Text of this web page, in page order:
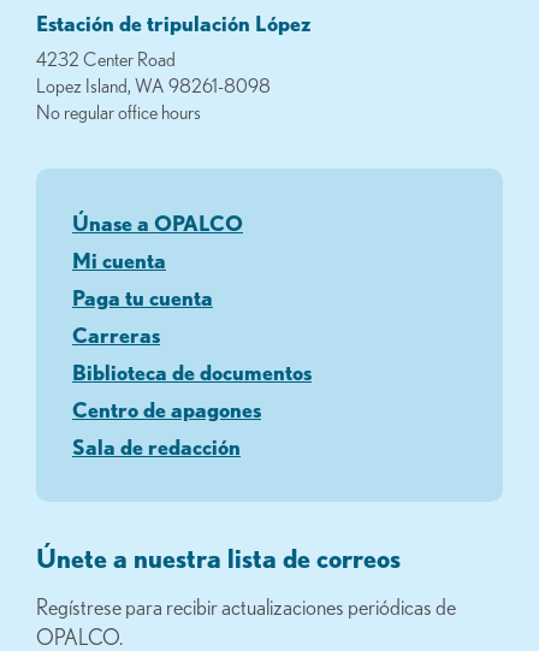
Estación de tripulación López
4232 Center Road
Lopez Island, WA 98261-8098
No regular office hours
Únase a OPALCO
Mi cuenta
Paga tu cuenta
Carreras
Biblioteca de documentos
Centro de apagones
Sala de redacción
Únete a nuestra lista de correos
Regístrese para recibir actualizaciones periódicas de
OPALCO.